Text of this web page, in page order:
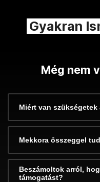
Gyakran
Még nem
Miért van szükségetek
Mekkora összeggel
Beszámoltok arról,
támogatást?